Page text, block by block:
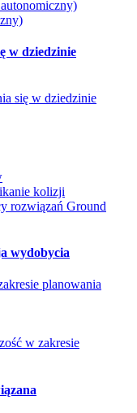
w dziedzinie
się w dziedzinie
kolizji
rozwiązań Ground
wydobycia
planowania
w zakresie